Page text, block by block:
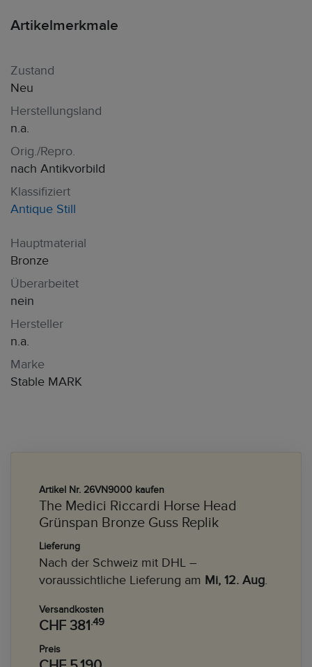
Artikelmerkmale
Zustand
Neu
Herstellungsland
n.a.
Orig./Repro.
nach Antikvorbild
Klassifiziert
Antique Still
Hauptmaterial
Bronze
Überarbeitet
nein
Hersteller
n.a.
Marke
Stable MARK
Artikel Nr. 26VN9000 kaufen
The Medici Riccardi Horse Head
Grünspan Bronze Guss Replik
Lieferung
Nach der Schweiz mit DHL –
voraussichtliche Lieferung am Mi, 12. Aug.
Versandkosten
CHF 381.49
Preis